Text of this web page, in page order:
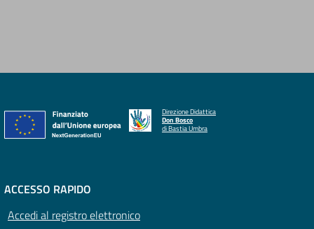
Direzione Didattica
Don Bosco
di Bastia Umbra
ACCESSO RAPIDO
Accedi al registro elettronico